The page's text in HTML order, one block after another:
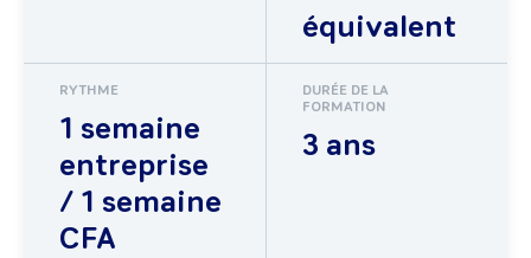
équivalent
RYTHME
1 semaine
entreprise
/ 1 semaine
CFA
DURÉE DE LA
FORMATION
3 ans